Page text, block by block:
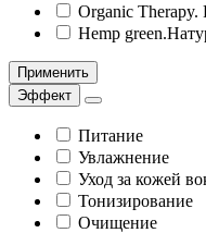
Organic Therapy.
Hemp
Применить
Эффект
Питание
Увлажнение
Уход за кожей
Тонизирование
Очищение